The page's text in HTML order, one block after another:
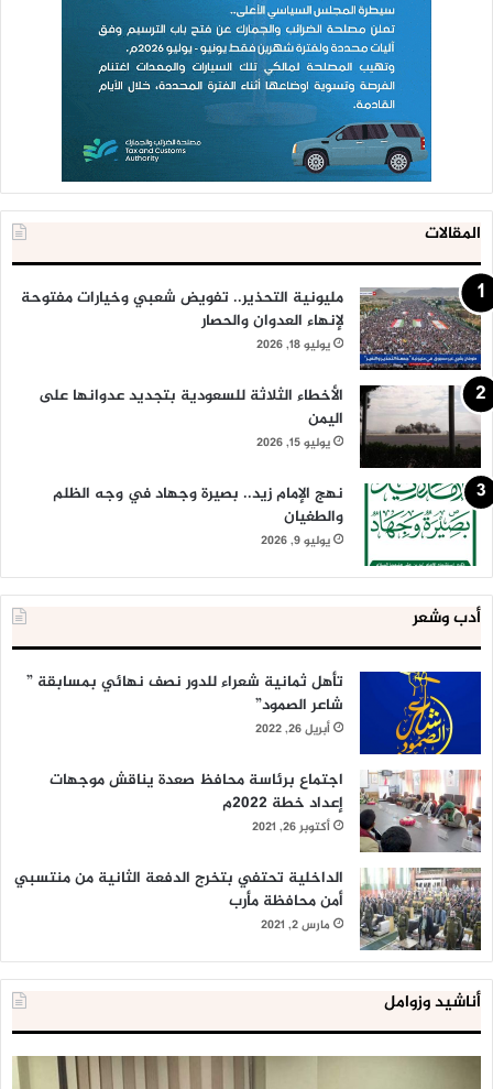
المقالات
مليونية التحذير.. تفويض شعبي وخيارات مفتوحة
لإنهاء العدوان والحصار
يوليو 18, 2026
الأخطاء الثلاثة للسعودية بتجديد عدوانها على
اليمن
يوليو 15, 2026
نهج الإمام زيد.. بصيرة وجهاد في وجه الظلم
والطغيان
يوليو 9, 2026
أدب وشعر
تأهل ثمانية شعراء للدور نصف نهائي بمسابقة ”
شاعر الصمود”
أبريل 26, 2022
اجتماع برئاسة محافظ صعدة يناقش موجهات
إعداد خطة 2022م
أكتوبر 26, 2021
الداخلية تحتفي بتخرج الدفعة الثانية من منتسبي
أمن محافظة مأرب
مارس 2, 2021
أناشيد وزوامل